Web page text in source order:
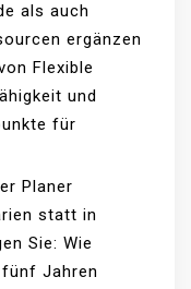
als auch
ergänzen
Flexible
und
für
Planer
statt in
Sie: Wie
Jahren